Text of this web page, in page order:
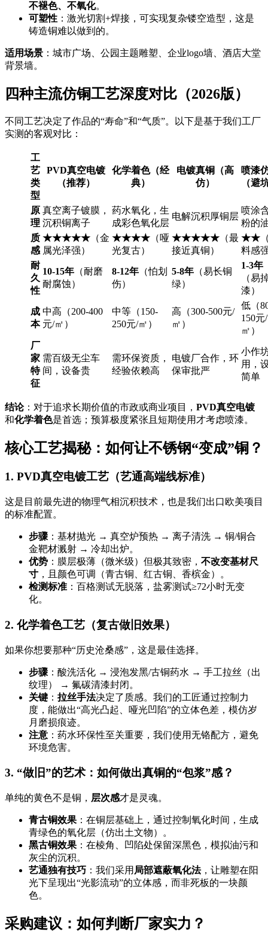
不褪色、不氧化。
可塑性 ：激光切割+焊接，可实现复杂镂空造型，这是
铸造铜难以做到的。
适用场景 ：城市广场、公园主题雕塑、企业logo墙、酒店大堂
背景墙。
四种主流仿铜工艺深度对比（2026版）
不同工艺决定了作品的“寿命”和“气质”。以下是基于我们工厂
实测的客观对比：
工
艺
类
型
PVD真空电镀
（推荐）
化学着色（经
典）
电镀真铜（高
仿）
喷漆
（避
原
理
真空离子镀膜，
沉积铜离子
药水氧化，生
成彩色氧化层
电解沉积厚铜层
喷涂
粉的
质
感
★★★★★ （金
属光泽强）
★★★★ （哑
光复古）
★★★★★ （最
接近真铜）
★★
料感
耐
久
性
10-15年 （耐磨
耐腐蚀）
8-12年 （怕划
伤）
5-8年 （易长铜
绿）
1-3年
（易
漆）
成
本
中高（200-400
元/㎡）
中等（150-
250元/㎡）
高（300-500元/
㎡）
低（
150元/
㎡）
厂
家
特
征
需百级无尘车
间，设备贵
需环保资质，
经验依赖高
电镀厂合作，环
保审批严
小作
用，
简单
结论：对于追求长期价值的市政或商业项目， PVD真空电镀
和化学着色是首选；预算极度紧张且短期使用才考虑喷漆。
核心工艺揭秘：如何让不锈钢“变成”铜？
1. PVD真空电镀工艺（艺通高端线标准）
这是目前最先进的物理气相沉积技术，也是我们出口欧美项目
的标准配置。
步骤 ：基材抛光 → 真空炉预热 → 离子清洗 → 铜/铜合
金靶材溅射 → 冷却出炉。
优势 ：膜层极薄（微米级）但极其致密， 不改变基材尺
寸 ，且颜色可调（青古铜、红古铜、香槟金）。
检测标准 ：百格测试无脱落，盐雾测试≥72小时无变
化。
2. 化学着色工艺（复古做旧效果）
如果你想要那种“历史沧桑感”，这是最佳选择。
步骤 ：酸洗活化 → 浸泡发黑/古铜药水 → 手工拉丝（出
纹理） → 氟碳清漆封闭。
关键 ： 拉丝手法决定了质感。我们的工匠通过控制力
度，能做出“高光凸起、哑光凹陷”的立体色差，模仿岁
月磨损痕迹。
注意 ：药水环保性至关重要，我们使用无铬配方，避免
环境危害。
3. “做旧”的艺术：如何做出真铜的“包浆”感？
单纯的黄色不是铜， 层次感才是灵魂。
青古铜效果 ：在铜层基础上，通过控制氧化时间，生成
青绿色的氧化层（仿出土文物）。
黑古铜效果 ：在棱角、凹陷处保留深黑色，模拟油污和
灰尘的沉积。
艺通独有技巧 ：我们采用 局部遮蔽氧化法，让雕塑在阳
光下呈现出“光影流动”的立体感，而非死板的一块颜
色。
采购建议：如何判断厂家实力？